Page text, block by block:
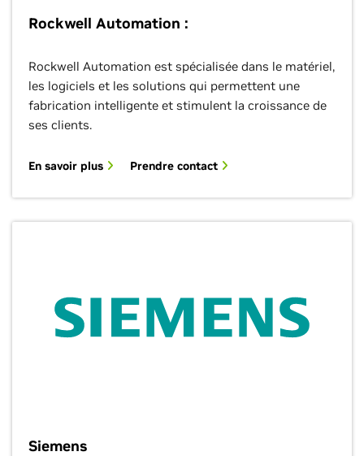
Rockwell Automation :
Rockwell Automation est spécialisée dans le matériel,
les logiciels et les solutions qui permettent une
fabrication intelligente et stimulent la croissance de
ses clients.
En savoir plus Prendre contact
Siemens